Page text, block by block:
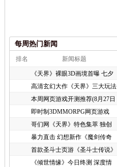
每周热门新闻
排名 新闻标题
《天界》裸眼3D画境首曝 七夕
高清玄幻大作《天界》三大玩法
本周网页游戏开测推荐(8月27日
即时制3DMMORPG网页游戏
《谜境
哥们网《天界》特色集萃 独创
暴力直击 幻想新作《魔剑传奇
首款圣斗士页游《圣斗士传说》
《倾世情缘》今日终测 深度情